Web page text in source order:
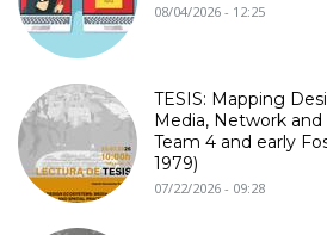
08/04/2026 - 12:25
TESIS: Mapping
Media, Network and
Team 4 and early
1979)
07/22/2026 - 09:28